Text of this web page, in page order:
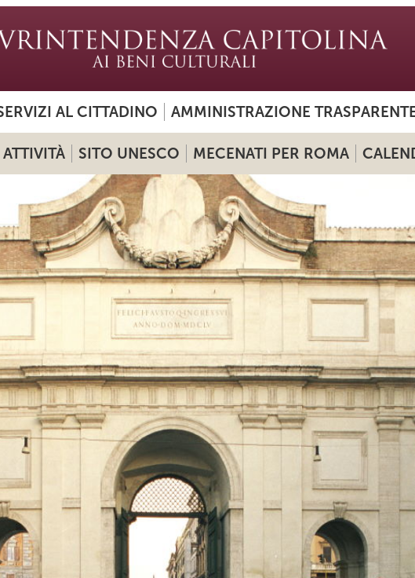
AL CITTADINO AMMINISTRAZIONE
ATTIVITÀ SITO UNESCO MECENATI PER ROMA